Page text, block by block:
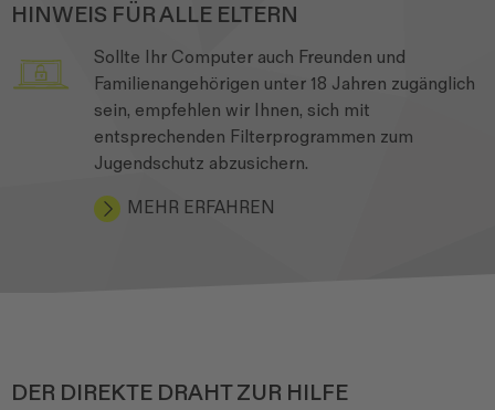
HINWEIS FÜR ALLE ELTERN
Sollte Ihr Computer auch Freunden und
Familienangehörigen unter 18 Jahren zugänglich
sein, empfehlen wir Ihnen, sich mit
entsprechenden Filterprogrammen zum
Jugendschutz abzusichern.
MEHR ERFAHREN
DER DIREKTE DRAHT ZUR HILFE